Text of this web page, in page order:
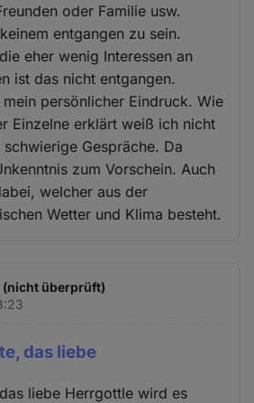
oder Familie usw.
entgangen zu sein.
eher wenig Interessen an
ist das nicht entgangen.
persönlicher Eindruck. Wie
Einzelne erklärt weiß ich nicht
Gespräche. Da
zum Vorschein. Auch
welcher aus der
Wetter und Klima besteht.
überprüft)
das liebe
liebe Herrgottle wird es